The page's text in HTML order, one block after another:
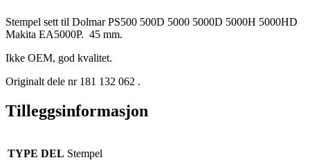
Stempel sett til Dolmar PS500 500D 5000 5000D 5000H 5000HD
Makita EA5000P. 45 mm.
Ikke OEM, god kvalitet.
Originalt dele nr 181 132 062 .
Tilleggsinformasjon
TYPE DEL Stempel